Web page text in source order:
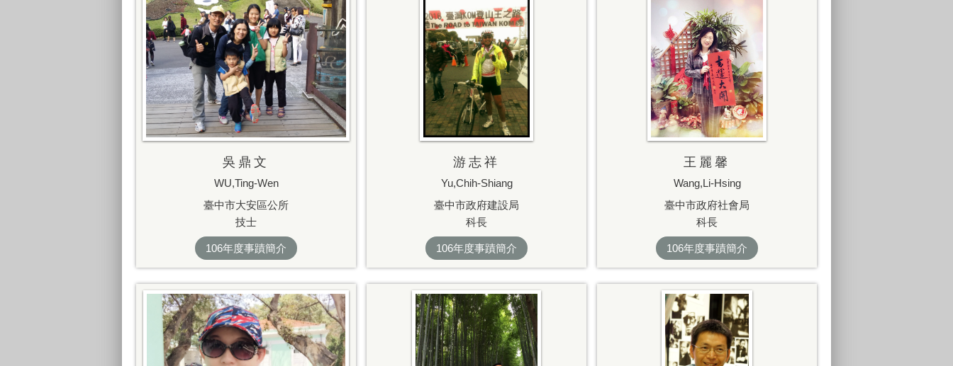
吳鼎文
WU,Ting-Wen
臺中市大安區公所
技士
106年度事蹟簡介
游志祥
Yu,Chih-Shiang
臺中市政府建設局
科長
106年度事蹟簡介
王麗馨
Wang,Li-Hsing
臺中市政府社會局
科長
106年度事蹟簡介